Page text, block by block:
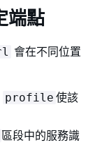
端點
會在不同位置
profile 使該
區段中的服務識